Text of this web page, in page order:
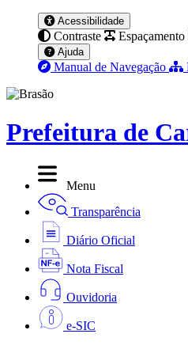
Acessibilidade
Contraste Espaçamento
Ajuda
Manual de Navegação
Prefeitura de
Menu
Transparência
Diário Oficial
Nota Fiscal
Ouvidoria
e-SIC